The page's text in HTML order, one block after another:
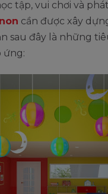
tập, vui chơi và
cần được xây
sau đây là những
ứng: